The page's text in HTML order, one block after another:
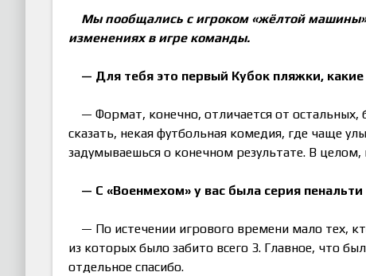
Мы пообщались с игроком «жёлтой
изменениях в игре команды.
— Для тебя это первый Кубок пляжки,
— Формат, конечно, отличается от
сказать, некая футбольная комедия, где чаще
задумываешься о конечном результате. В целом,
— С «Военмехом» у вас была серия
— По истечении игрового времени мало тех,
из которых было забито всего 3. Главное, что
отдельное спасибо.